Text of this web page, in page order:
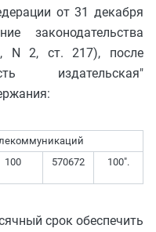
от 31 декабря
законодательства
N 2, ст. 217), после
издательская"
100 570672 100".
срок обеспечить